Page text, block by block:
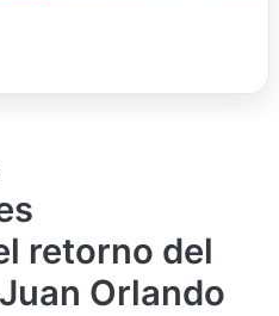
retorno del
Orlando